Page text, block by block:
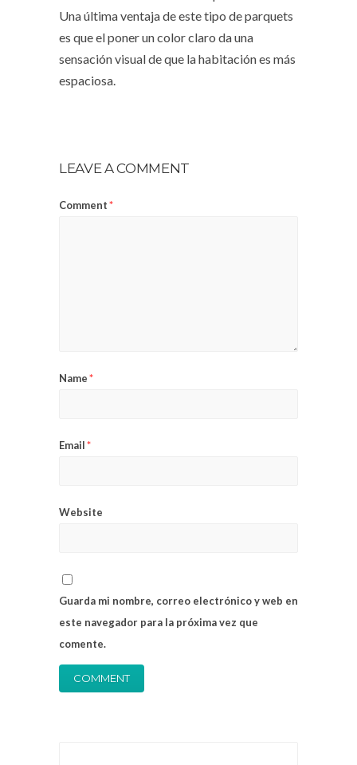
Una última ventaja de este tipo de parquets
es que el poner un color claro da una
sensación visual de que la habitación es más
espaciosa.
LEAVE A COMMENT
Comment*
Name*
Email*
Website
Guarda mi nombre, correo electrónico y web en
este navegador para la próxima vez que
comente.